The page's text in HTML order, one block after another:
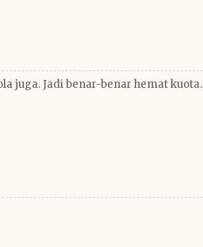
juga. Jadi benar-benar hemat kuota.